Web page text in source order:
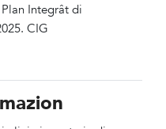
Integrât di
CIG